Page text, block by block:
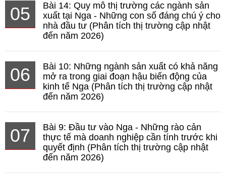
05
Bài 14: Quy mô thị trường các ngành sản
xuất tại Nga - Những con số đáng chú ý cho
nhà đầu tư (Phân tích thị trường cập nhật
đến năm 2026)
06
Bài 10: Những ngành sản xuất có khả năng
mở ra trong giai đoạn hậu biến động của
kinh tế Nga (Phân tích thị trường cập nhật
đến năm 2026)
07
Bài 9: Đầu tư vào Nga - Những rào cản
thực tế mà doanh nghiệp cần tính trước khi
quyết định (Phân tích thị trường cập nhật
đến năm 2026)